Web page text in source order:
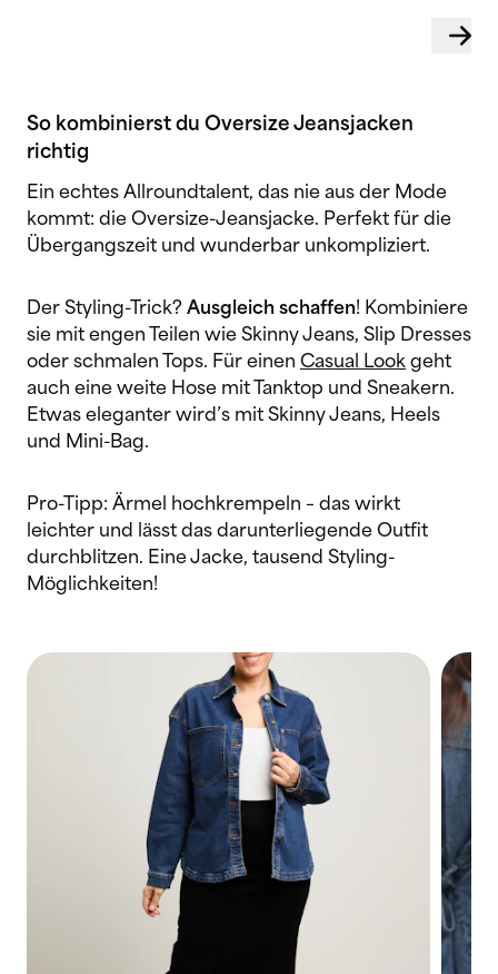
So kombinierst du Oversize Jeansjacken
richtig
Ein echtes Allroundtalent, das nie aus der Mode
kommt: die Oversize-Jeansjacke. Perfekt für die
Übergangszeit und wunderbar unkompliziert.
Der Styling-Trick? Ausgleich schaffen! Kombiniere
sie mit engen Teilen wie Skinny Jeans, Slip Dresses
oder schmalen Tops. Für einen Casual Look geht
auch eine weite Hose mit Tanktop und Sneakern.
Etwas eleganter wird’s mit Skinny Jeans, Heels
und Mini-Bag.
Pro-Tipp: Ärmel hochkrempeln – das wirkt
leichter und lässt das darunterliegende Outfit
durchblitzen. Eine Jacke, tausend Styling-
Möglichkeiten!